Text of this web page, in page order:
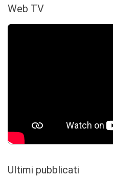
Web TV
Ultimi pubblicati